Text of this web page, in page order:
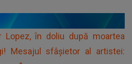
Lopez, în doliu după moartea
Mesajul sfâșietor al artistei: